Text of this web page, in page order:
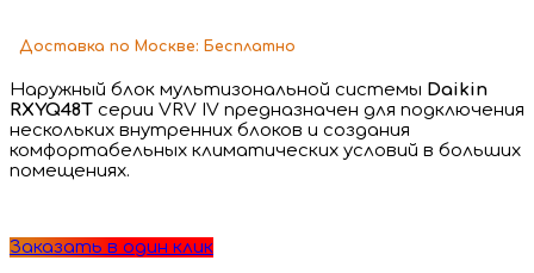
Доставка по Москве: Бесплатно
Наружный блок мультизональной системы Daikin
RXYQ48T серии VRV IV предназначен для подключения
нескольких внутренних блоков и создания
комфортабельных климатических условий в больших
помещениях.
Заказать в один клик